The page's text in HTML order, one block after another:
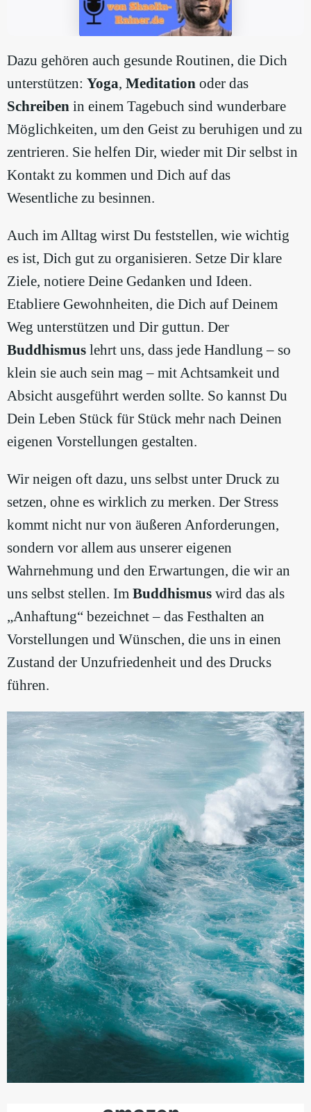
Dazu gehören auch gesunde Routinen, die Dich
unterstützen: Yoga, Meditation oder das
Schreiben in einem Tagebuch sind wunderbare
Möglichkeiten, um den Geist zu beruhigen und zu
zentrieren. Sie helfen Dir, wieder mit Dir selbst in
Kontakt zu kommen und Dich auf das
Wesentliche zu besinnen.
Auch im Alltag wirst Du feststellen, wie wichtig
es ist, Dich gut zu organisieren. Setze Dir klare
Ziele, notiere Deine Gedanken und Ideen.
Etabliere Gewohnheiten, die Dich auf Deinem
Weg unterstützen und Dir guttun. Der
Buddhismus lehrt uns, dass jede Handlung – so
klein sie auch sein mag – mit Achtsamkeit und
Absicht ausgeführt werden sollte. So kannst Du
Dein Leben Stück für Stück mehr nach Deinen
eigenen Vorstellungen gestalten.
Wir neigen oft dazu, uns selbst unter Druck zu
setzen, ohne es wirklich zu merken. Der Stress
kommt nicht nur von äußeren Anforderungen,
sondern vor allem aus unserer eigenen
Wahrnehmung und den Erwartungen, die wir an
uns selbst stellen. Im Buddhismus wird das als
„Anhaftung“ bezeichnet – das Festhalten an
Vorstellungen und Wünschen, die uns in einen
Zustand der Unzufriedenheit und des Drucks
führen.